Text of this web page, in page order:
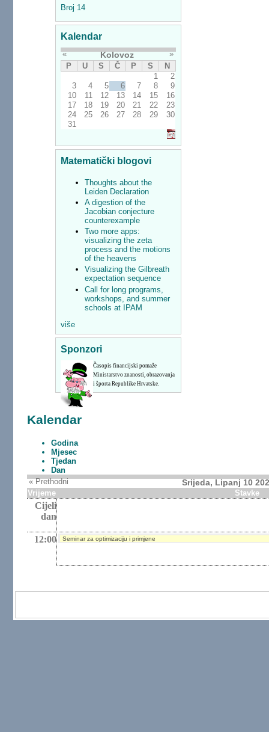
Broj 14
Kalendar
« Kolovoz
»
P
U S Č P S
N
1
2
3
4 5 6 7 8
9
10
11 12 13 14 15
16
17
18 19 20 21 22
23
24
25 26 27 28 29
30
31
Matematički blogovi
Thoughts about the
Leiden Declaration
A digestion of the
Jacobian conjecture
counterexample
Two more apps:
visualizing the zeta
process and the motions
of the heavens
Visualizing the Gilbreath
expectation sequence
Call for long programs,
workshops, and summer
schools at IPAM
više
Sponzori
Časopis financijski pomaže
Ministarstvo znanosti, obrazovanja
i športa Republike Hrvatske.
Kalendar
Godina
Mjesec
Tjedan
Dan
« Prethodni
Srijeda, Lipanj 10
Vrijeme Stavke
Cijeli
dan
12:00 Seminar za optimizaciju i primjene